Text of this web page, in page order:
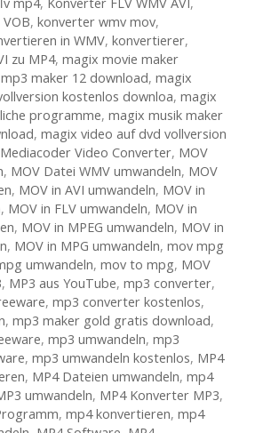
, konverter wmv mov,
in WMV, konvertierer,
zu MP4, magix movie maker
maker 12 download, magix
kostenlos downloa, magix
programme, magix musik maker
, magix video auf dvd vollversion
Mediacoder Video Converter, MOV
, MOV Datei WMV umwandeln, MOV
, MOV in AVI umwandeln, MOV in
, MOV in FLV umwandeln, MOV in
, MOV in MPEG umwandeln, MOV in
, MOV in MPG umwandeln, mov mpg
umwandeln, mov to mpg, MOV
, MP3 aus YouTube, mp3 converter,
, mp3 converter kostenlos,
, mp3 maker gold gratis download,
, mp3 umwandeln, mp3
, mp3 umwandeln kostenlos, MP4
, MP4 Dateien umwandeln, mp4
umwandeln, MP4 Konverter MP3,
, mp4 konvertieren, mp4